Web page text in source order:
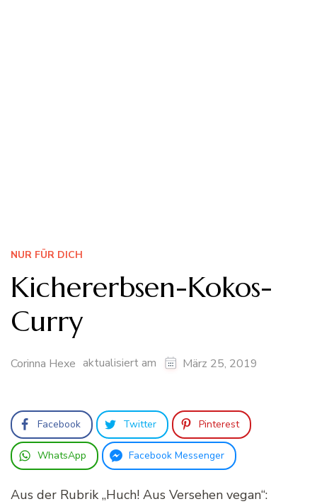
NUR FÜR DICH
Kichererbsen-Kokos-
Curry
Corinna Hexe aktualisiert am März 25, 2019
Facebook Twitter Pinterest
WhatsApp Facebook Messenger
Aus der Rubrik „Huch! Aus Versehen vegan“: